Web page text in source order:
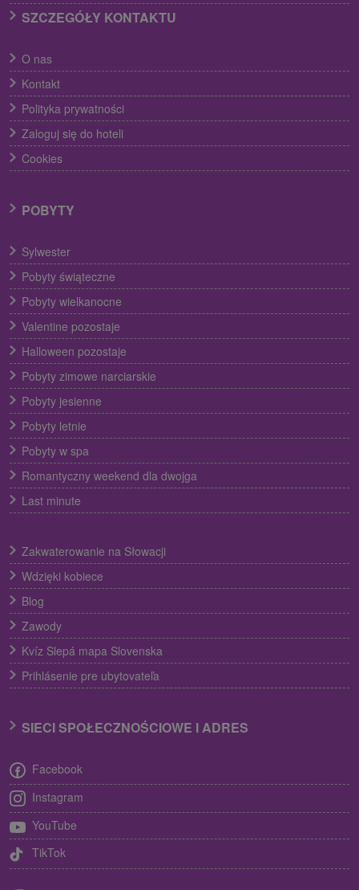
SZCZEGÓŁY KONTAKTU
O nas
Kontakt
Polityka prywatności
Zaloguj się do hoteli
Cookies
POBYTY
Sylwester
Pobyty świąteczne
Pobyty wielkanocne
Valentine pozostaje
Halloween pozostaje
Pobyty zimowe narciarskie
Pobyty jesienne
Pobyty letnie
Pobyty w spa
Romantyczny weekend dla dwojga
Last minute
Zakwaterowanie na Słowacji
Wdzięki kobiece
Blog
Zawody
Kvíz Slepá mapa Slovenska
Prihlásenie pre ubytovateľa
SIECI SPOŁECZNOŚCIOWE I ADRES
Facebook
Instagram
YouTube
TikTok